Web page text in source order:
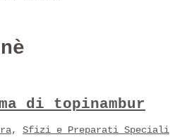
di topinambur
, Sfizi e Preparati Speciali